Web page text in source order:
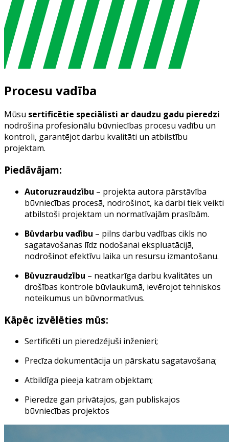
Procesu vadība
Mūsu sertificētie speciālisti ar daudzu gadu pieredzi
nodrošina profesionālu būvniecības procesu vadību un
kontroli, garantējot darbu kvalitāti un atbilstību
projektam.
Piedāvājam:
Autoruzraudzību – projekta autora pārstāvība
būvniecības procesā, nodrošinot, ka darbi tiek veikti
atbilstoši projektam un normatīvajām prasībām.
Būvdarbu vadību – pilns darbu vadības cikls no
sagatavošanas līdz nodošanai ekspluatācijā,
nodrošinot efektīvu laika un resursu izmantošanu.
Būvuzraudzību – neatkarīga darbu kvalitātes un
drošības kontrole būvlaukumā, ievērojot tehniskos
noteikumus un būvnormatīvus.
Kāpēc izvēlēties mūs:
Sertificēti un pieredzējuši inženieri;
Precīza dokumentācija un pārskatu sagatavošana;
Atbildīga pieeja katram objektam;
Pieredze gan privātajos, gan publiskajos
būvniecības projektos